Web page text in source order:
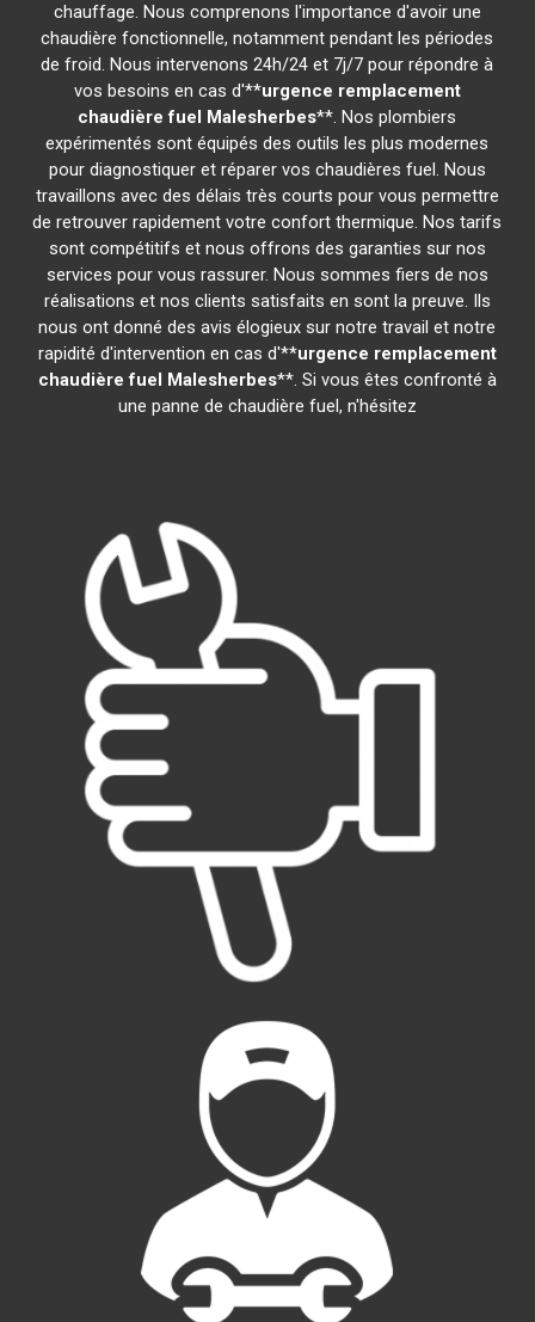
chauffage. Nous comprenons l'importance d'avoir une
chaudière fonctionnelle, notamment pendant les périodes
de froid. Nous intervenons 24h/24 et 7j/7 pour répondre à
vos besoins en cas d'**urgence remplacement
chaudière fuel Malesherbes**. Nos plombiers
expérimentés sont équipés des outils les plus modernes
pour diagnostiquer et réparer vos chaudières fuel. Nous
travaillons avec des délais très courts pour vous permettre
de retrouver rapidement votre confort thermique. Nos tarifs
sont compétitifs et nous offrons des garanties sur nos
services pour vous rassurer. Nous sommes fiers de nos
réalisations et nos clients satisfaits en sont la preuve. Ils
nous ont donné des avis élogieux sur notre travail et notre
rapidité d'intervention en cas d'**urgence remplacement
chaudière fuel Malesherbes**. Si vous êtes confronté à
une panne de chaudière fuel, n'hésitez